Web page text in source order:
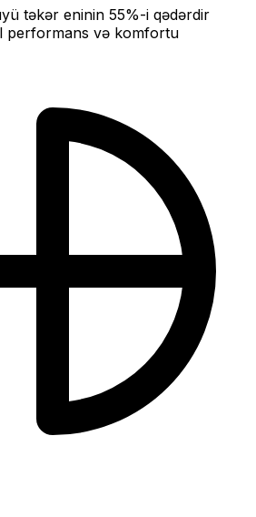
təkər eninin 55%-i qədərdir
performans və komfortu